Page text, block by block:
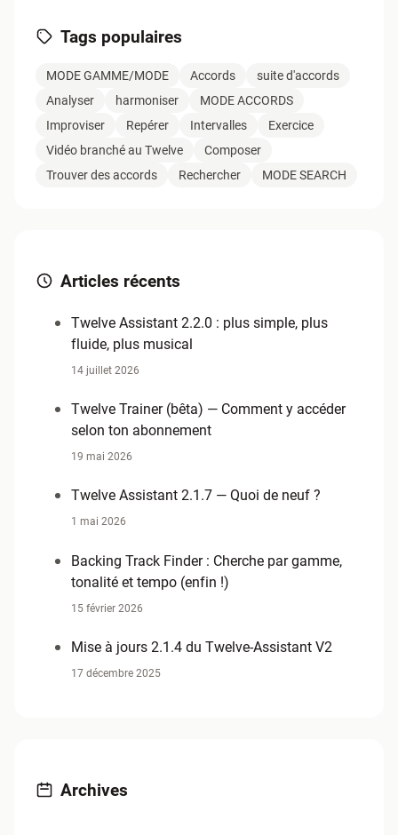
Zold - Articles TAV1
Tags populaires
MODE GAMME/MODE Accords
suite d'accords
Analyser
harmoniser
MODE ACCORDS
Improviser
Repérer Intervalles
Exercice
Vidéo branché au Twelve
Composer
Trouver des accords
Rechercher MODE SEARCH
Articles récents
Twelve Assistant 2.2.0 : plus simple, plus
fluide, plus musical
14 juillet 2026
Twelve Trainer (bêta) — Comment y accéder
selon ton abonnement
19 mai 2026
Twelve Assistant 2.1.7 — Quoi de neuf ?
1 mai 2026
Backing Track Finder : Cherche par gamme,
tonalité et tempo (enfin !)
15 février 2026
Mise à jours 2.1.4 du Twelve-Assistant V2
17 décembre 2025
Archives